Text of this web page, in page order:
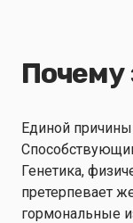
Почему
Единой
Генетика,
претерпевает
гормональные